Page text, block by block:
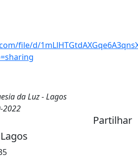
file/d/
da Luz - Lagos
2022
Partilhar